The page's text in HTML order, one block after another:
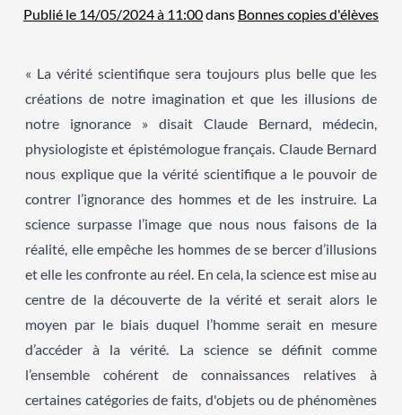
Publié le 14/05/2024 à 11:00dans Bonnes copies d'élèves
« La vérité scientifique sera toujours plus belle que les
créations de notre imagination et que les illusions de
notre ignorance » disait Claude Bernard, médecin,
physiologiste et épistémologue français. Claude Bernard
nous explique que la vérité scientifique a le pouvoir de
contrer l’ignorance des hommes et de les instruire. La
science surpasse l’image que nous nous faisons de la
réalité, elle empêche les hommes de se bercer d’illusions
et elle les confronte au réel. En cela, la science est mise au
centre de la découverte de la vérité et serait alors le
moyen par le biais duquel l’homme serait en mesure
d’accéder à la vérité. La science se définit comme
l’ensemble cohérent de connaissances relatives à
certaines catégories de faits, d'objets ou de phénomènes